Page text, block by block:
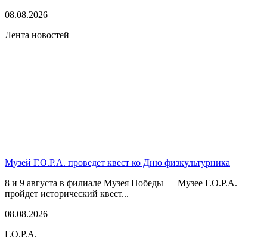
08.08.2026
Лента новостей
Музей Г.О.Р.А. проведет квест ко Дню физкультурника
8 и 9 августа в филиале Музея Победы — Музее Г.О.Р.А.
пройдет исторический квест...
08.08.2026
Г.О.Р.А.